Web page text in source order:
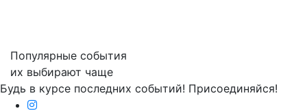
Популярные события
их выбирают чаще
Будь в курсе последних событий! Присоединяйся!